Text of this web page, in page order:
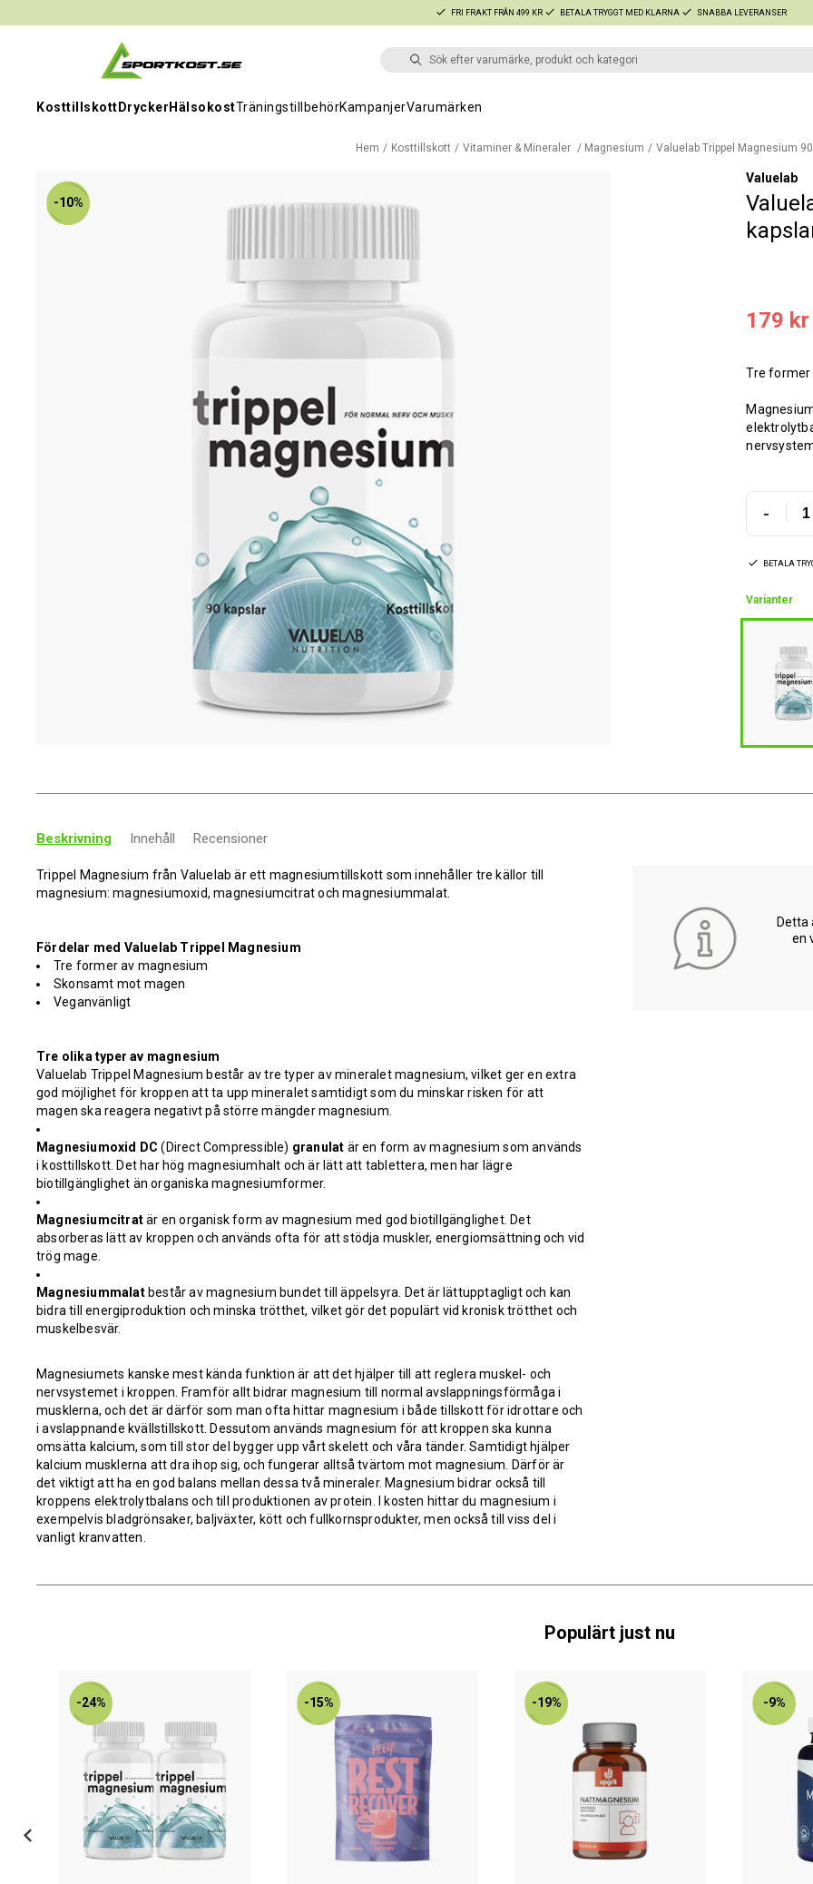
FRI FRAKT FRÅN 499 KR BETALA TRYGGT MED KLARNA SNABBA LEVERANSER
KosttillskottDryckerHälsokostTräningstillbehörKampanjerVarumärken
Hem Kosttillskott Vitaminer & Mineraler Magnesium Valuelab Trippel Magnesium
-10%
Valuelab
179 kr
Tre former
-
BETALA
Varianter
Beskrivning Innehåll Recensioner
Trippel Magnesium från Valuelab är ett magnesiumtillskott som innehåller tre källor till
magnesium: magnesiumoxid, magnesiumcitrat och magnesiummalat.
Fördelar med Valuelab Trippel Magnesium
Tre former av magnesium
Skonsamt mot magen
Veganvänligt
Tre olika typer av magnesium
Valuelab Trippel Magnesium består av tre typer av mineralet magnesium, vilket ger en extra
god möjlighet för kroppen att ta upp mineralet samtidigt som du minskar risken för att
magen ska reagera negativt på större mängder magnesium.
Magnesiumoxid DC (Direct Compressible) granulat är en form av magnesium som används
i kosttillskott. Det har hög magnesiumhalt och är lätt att tablettera, men har lägre
biotillgänglighet än organiska magnesiumformer.
Magnesiumcitratär en organisk form av magnesium med god biotillgänglighet. Det
absorberas lätt av kroppen och används ofta för att stödja muskler, energiomsättning och vid
trög mage.
Magnesiummalatbestår av magnesium bundet till äppelsyra. Det är lättupptagligt och kan
bidra till energiproduktion och minska trötthet, vilket gör det populärt vid kronisk trötthet och
muskelbesvär.
Magnesiumets kanske mest kända funktion är att det hjälper till att reglera muskel- och
nervsystemet i kroppen. Framför allt bidrar magnesium till normal avslappningsförmåga i
musklerna, och det är därför som man ofta hittar magnesium i både tillskott för idrottare och
i avslappnande kvällstillskott. Dessutom används magnesium för att kroppen ska kunna
omsätta kalcium, som till stor del bygger upp vårt skelett och våra tänder. Samtidigt hjälper
kalcium musklerna att dra ihop sig, och fungerar alltså tvärtom mot magnesium. Därför är
det viktigt att ha en god balans mellan dessa två mineraler. Magnesium bidrar också till
kroppens elektrolytbalans och till produktionen av protein. I kosten hittar du magnesium i
exempelvis bladgrönsaker, baljväxter, kött och fullkornsprodukter, men också till viss del i
vanligt kranvatten.
Detta
en
Populärt just nu
-24% -15% -19% -9%